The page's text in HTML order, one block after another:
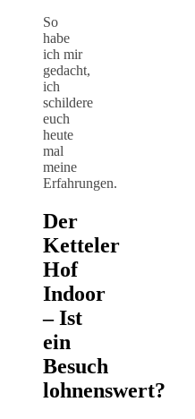
So
habe
ich mir
gedacht,
ich
schildere
euch
heute
mal
meine
Erfahrungen.
Der
Ketteler
Hof
Indoor
– Ist
ein
Besuch
lohnenswert?